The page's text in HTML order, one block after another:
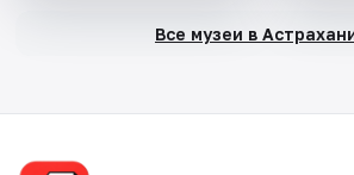
Все музеи в